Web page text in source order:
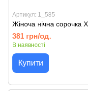
Артикул: 1_585
Жіноча нічна сорочка
381 грн/од.
В наявності
Купити